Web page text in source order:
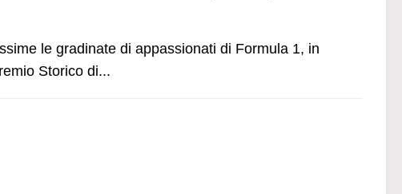
le gradinate di appassionati di Formula 1, in
Storico di...